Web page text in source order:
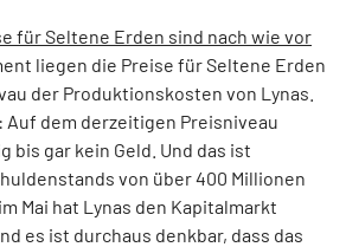
für Seltene Erden sind nach wie vor
liegen die Preise für Seltene Erden
der Produktionskosten von Lynas.
Auf dem derzeitigen Preisniveau
bis gar kein Geld. Und das ist
von über 400 Millionen
Mai hat Lynas den Kapitalmarkt
es ist durchaus denkbar, dass das